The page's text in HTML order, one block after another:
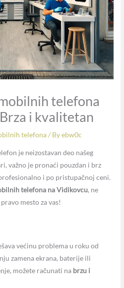
telefona
i kvalitetan
telefona/ Byebw0c
je neizostavan deo našeg
važno je pronaći pouzdan i brz
i po pristupačnoj ceni.
telefona na Vidikovcu, ne
mesto za vas!
većinu problema u roku od
zamena ekrana, baterije ili
možete računati na brzu i